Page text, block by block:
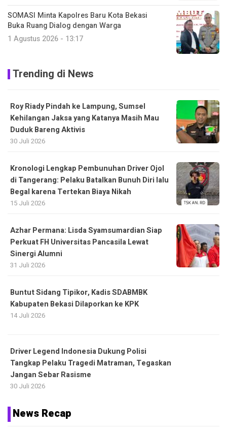
SOMASI Minta Kapolres Baru Kota Bekasi
Buka Ruang Dialog dengan Warga
1 Agustus 2026 - 13:17
Trending di News
Roy Riady Pindah ke Lampung, Sumsel
Kehilangan Jaksa yang Katanya Masih Mau
Duduk Bareng Aktivis
30 Juli 2026
Kronologi Lengkap Pembunuhan Driver Ojol
di Tangerang: Pelaku Batalkan Bunuh Diri lalu
Begal karena Tertekan Biaya Nikah
15 Juli 2026
Azhar Permana: Lisda Syamsumardian Siap
Perkuat FH Universitas Pancasila Lewat
Sinergi Alumni
31 Juli 2026
Buntut Sidang Tipikor, Kadis SDABMBK
Kabupaten Bekasi Dilaporkan ke KPK
14 Juli 2026
Driver Legend Indonesia Dukung Polisi
Tangkap Pelaku Tragedi Matraman, Tegaskan
Jangan Sebar Rasisme
30 Juli 2026
News Recap